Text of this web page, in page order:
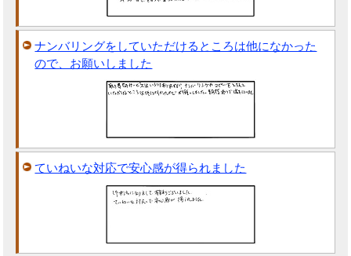
ナンバリングをしていただけるところは他になかった
ので、お願いしました
ていねいな対応で安心感が得られました